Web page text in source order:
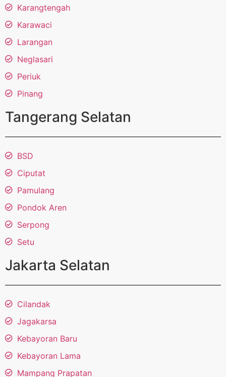
Karangtengah
Karawaci
Larangan
Neglasari
Periuk
Pinang
Tangerang Selatan
BSD
Ciputat
Pamulang
Pondok Aren
Serpong
Setu
Jakarta Selatan
Cilandak
Jagakarsa
Kebayoran Baru
Kebayoran Lama
Mampang Prapatan